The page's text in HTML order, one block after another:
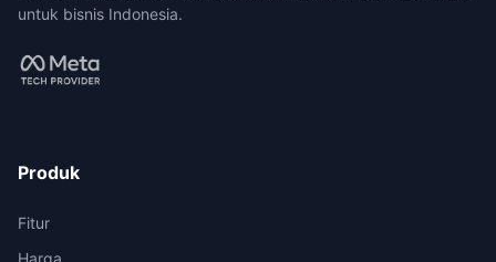
untuk bisnis Indonesia.
Produk
Fitur
Harga